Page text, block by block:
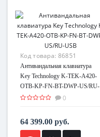
Код товара: 86851
Антивандальная клавиатура
Key Technology K-TEK-A420-
OTB-KP-FN-BT-DWP-US/RU-
USB
0
64 399.00 руб.